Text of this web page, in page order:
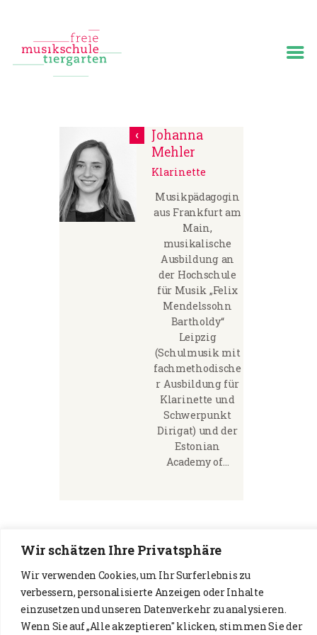
Wir schätzen Ihre Privatsphäre
Wir verwenden Cookies, um Ihr Surferlebnis zu
verbessern, personalisierte Anzeigen oder Inhalte
einzusetzen und unseren Datenverkehr zu analysieren.
Wenn Sie auf „Alle akzeptieren" klicken, stimmen Sie der
Team
Angebote
Veranstaltungen
Preise
Johanna
Mehler
Klarinette
Musikpädagogin
aus Frankfurt am
Main,
musikalische
Ausbildung an
der Hochschule
für Musik „Felix
Mendelssohn
Bartholdy“
Leipzig
(Schulmusik mit
fachmethodische
r Ausbildung für
Klarinette und
Schwerpunkt
Dirigat) und der
Estonian
Academy of…